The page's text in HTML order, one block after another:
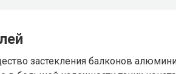
застекления балконов